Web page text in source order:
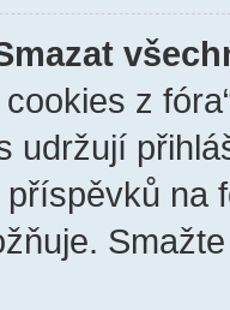
z
udržují
na